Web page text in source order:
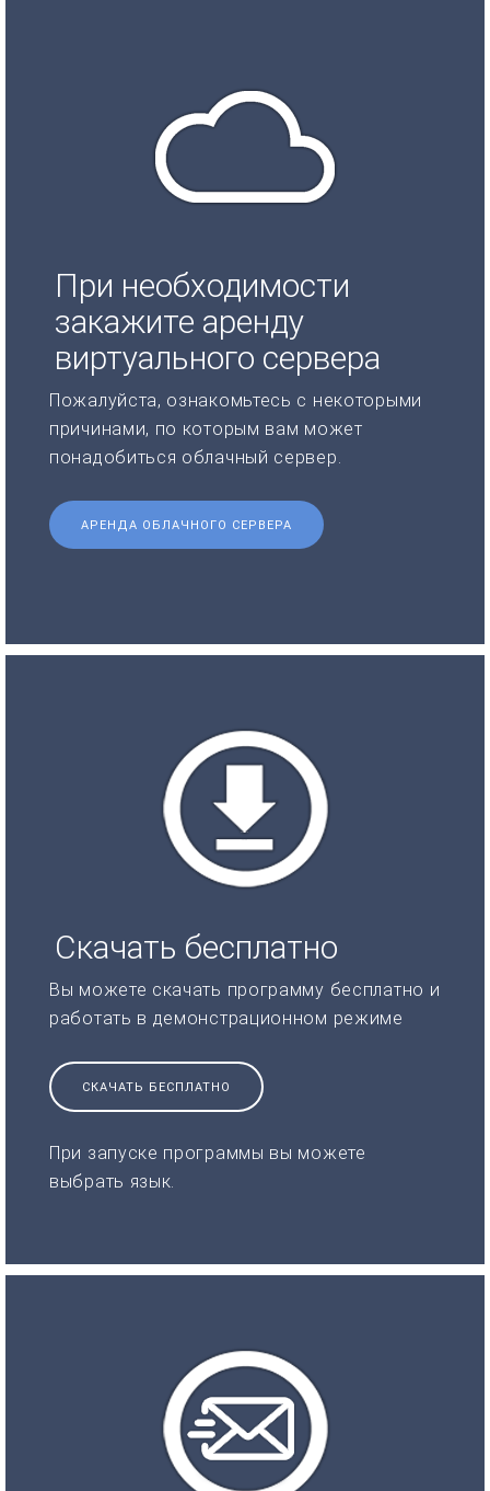
При необходимости
закажите аренду
виртуального сервера
Пожалуйста, ознакомьтесь с некоторыми
причинами, по которым вам может
понадобиться облачный сервер.
АРЕНДА ОБЛАЧНОГО СЕРВЕРА
Скачать бесплатно
Вы можете скачать программу бесплатно и
работать в демонстрационном режиме
СКАЧАТЬ БЕСПЛАТНО
При запуске программы вы можете
выбрать язык.